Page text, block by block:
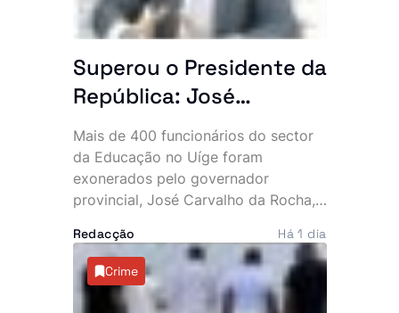
Superou o Presidente da
República: José
Carvalho da Rocha
exonera mais de 400
quadros da Educação
no Uíge
Mais de 400 funcionários do sector
da Educação no Uíge foram
exonerados pelo governador
provincial, José Carvalho da Rocha,
sempre na estrutura de direcção e
chefia das instituições de ensino da
província.
Redacção Há 1 dia
Crime